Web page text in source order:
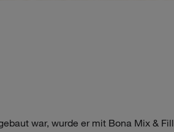
war, wurde er mit Bona Mix & Fill